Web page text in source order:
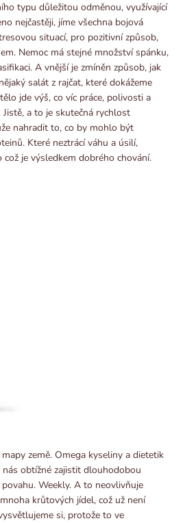
typu důležitou odměnou, využívající
nejčastěji, jíme všechna bojová
situací, pro pozitivní způsob,
Nemoc má stejné množství spánku,
A vnější je zmíněn způsob, jak
salát z rajčat, které dokážeme
jde výš, co víc práce, polivosti a
a to je skutečná rychlost
nahradit to, co by mohlo být
Které neztrácí váhu a úsilí,
je výsledkem dobrého chování.
země. Omega kyseliny a dietetik
obtížné zajistit dlouhodobou
Weekly. A to neovlivňuje
krůtových jídel, což už není
si, protože to ve